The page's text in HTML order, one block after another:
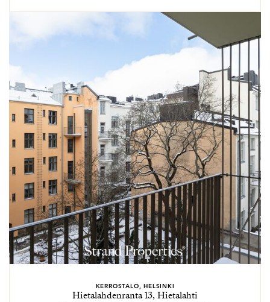
KERROSTALO, HELSINKI
Hietalahdenranta 13, Hietalahti